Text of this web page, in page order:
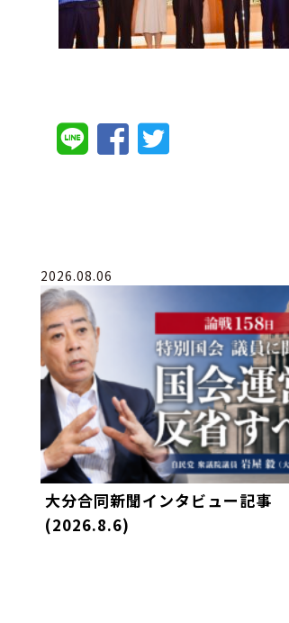
2026.08.06
大分合同新聞インタビュー記事
(2026.8.6)